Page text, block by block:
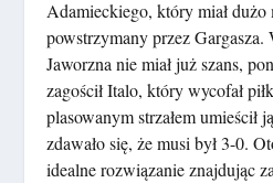
Adamieckiego, który miał dużo
powstrzymany przez
Jaworzna nie miał już szans,
zagościł Italo, który wycofał
plasowanym strzałem
zdawało się, że musi był 3-0.
idealne rozwiązanie znajdując